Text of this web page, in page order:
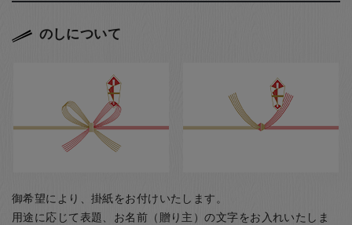
のしについて
御希望により、掛紙をお付けいたします。
用途に応じて表題、お名前（贈り主）の文字をお入れいたしま